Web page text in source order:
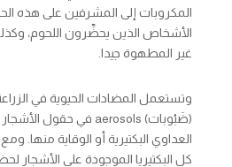
المكروبات إلى المشرفين على هذه
الأشخاص الذين يحضِّرون اللحوم،
غير المطهوة جيدا.
وتستعمل المضادات الحيوية في
(ضَبُوبات) aerosols في حقول الأشجار
العداوي البكتيرية أو الوقاية منها. ومع
كل البكتيريا الموجودة على الأشجار